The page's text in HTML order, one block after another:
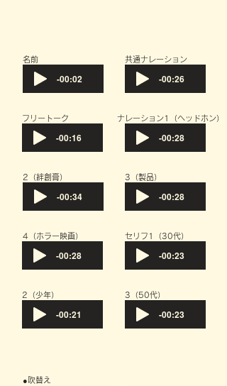
​名前
-00:02
共通ナレーション
-00:26
フリートーク
-00:16
​ナレーション1（ヘッドホン）
-00:28
​2（絆創膏） ​3（製品）
-00:34 -00:28
​セリフ1（30代）
​4（ホラー映画）
-00:28 -00:23
​2（少年） ​3（50代）
-00:21 -00:23
●吹替え